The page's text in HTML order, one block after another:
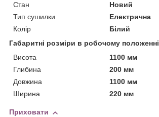
Стан
Новий
Тип сушилки
Електрична
Колір
Білий
Габаритні розміри в робочому положенні
Висота
1100 мм
Глибина
200 мм
Довжина
1100 мм
Ширина
220 мм
Приховати